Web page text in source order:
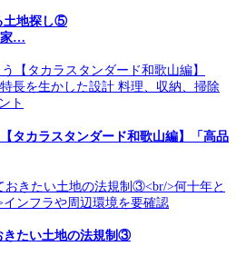
土地探し⑤
家…
タカラスタンダード和歌山編】「高品
きたい土地の法規制③